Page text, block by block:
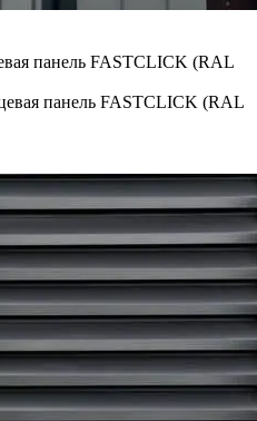
панель FASTCLICK (RAL
панель FASTCLICK (RAL